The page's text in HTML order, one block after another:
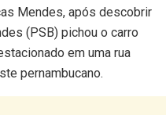
Mendes, após descobrir
(PSB) pichou o carro
em uma rua
pernambucano.